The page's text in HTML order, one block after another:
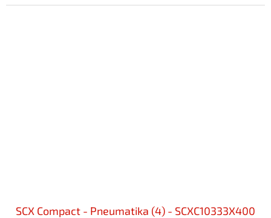
SCX Compact - Pneumatika (4) - SCXC10333X400